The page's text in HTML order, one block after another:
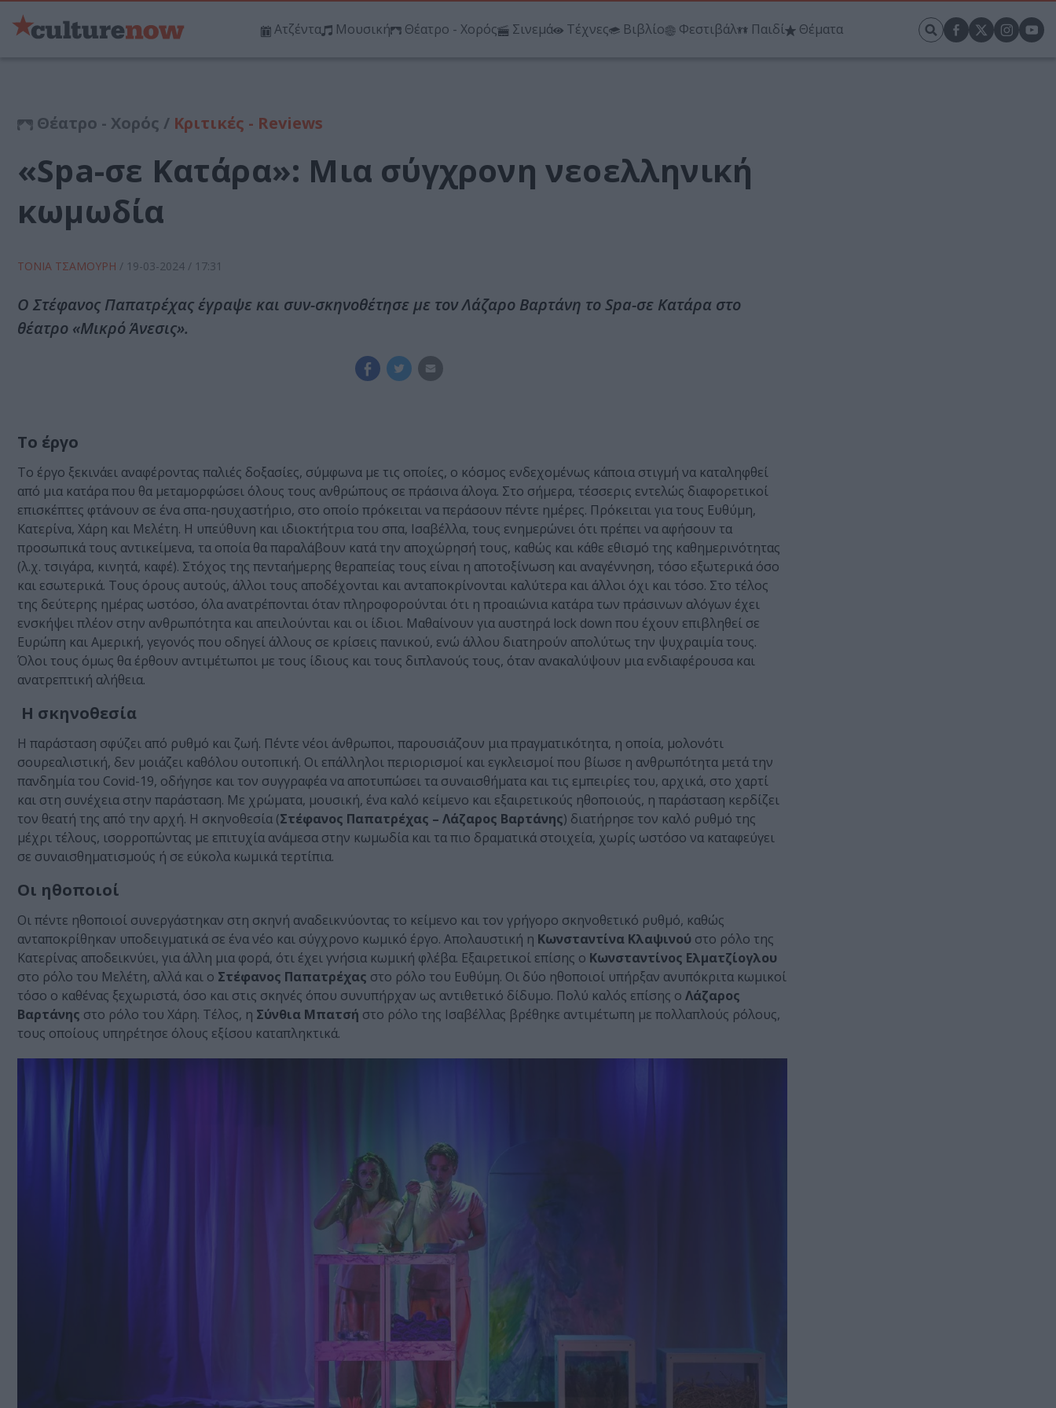
Ατζέντα Μουσική Θέατρο - Χορός Σινεμά Τέχνες Βιβλίο Φεστιβάλ Παιδί Θέματα
Θέατρο - Χορός / Κριτικές - Reviews
«Spa-σε Κατάρα»: Μια σύγχρονη νεοελληνική
κωμωδία
ΤΟΝΙΑ ΤΣΑΜΟΥΡΗ / 19-03-2024 / 17:31
Ο Στέφανος Παπατρέχας έγραψε και συν-σκηνοθέτησε με τον Λάζαρο Βαρτάνη το Spa-σε Κατάρα στο
θέατρο «Μικρό Άνεσις».
Το έργο
Το έργο ξεκινάει αναφέροντας παλιές δοξασίες, σύμφωνα με τις οποίες, ο κόσμος ενδεχομένως κάποια στιγμή να καταληφθεί
από μια κατάρα που θα μεταμορφώσει όλους τους ανθρώπους σε πράσινα άλογα. Στο σήμερα, τέσσερις εντελώς διαφορετικοί
επισκέπτες φτάνουν σε ένα σπα-ησυχαστήριο, στο οποίο πρόκειται να περάσουν πέντε ημέρες. Πρόκειται για τους Ευθύμη,
Κατερίνα, Χάρη και Μελέτη. Η υπεύθυνη και ιδιοκτήτρια του σπα, Ισαβέλλα, τους ενημερώνει ότι πρέπει να αφήσουν τα
προσωπικά τους αντικείμενα, τα οποία θα παραλάβουν κατά την αποχώρησή τους, καθώς και κάθε εθισμό της καθημερινότητας
(λ.χ. τσιγάρα, κινητά, καφέ). Στόχος της πενταήμερης θεραπείας τους είναι η αποτοξίνωση και αναγέννηση, τόσο εξωτερικά όσο
και εσωτερικά. Τους όρους αυτούς, άλλοι τους αποδέχονται και ανταποκρίνονται καλύτερα και άλλοι όχι και τόσο. Στο τέλος
της δεύτερης ημέρας ωστόσο, όλα ανατρέπονται όταν πληροφορούνται ότι η προαιώνια κατάρα των πράσινων αλόγων έχει
ενσκήψει πλέον στην ανθρωπότητα και απειλούνται και οι ίδιοι. Μαθαίνουν για αυστηρά lock down που έχουν επιβληθεί σε
Ευρώπη και Αμερική, γεγονός που οδηγεί άλλους σε κρίσεις πανικού, ενώ άλλου διατηρούν απολύτως την ψυχραιμία τους.
Όλοι τους όμως θα έρθουν αντιμέτωποι με τους ίδιους και τους διπλανούς τους, όταν ανακαλύψουν μια ενδιαφέρουσα και
ανατρεπτική αλήθεια.
Η σκηνοθεσία
Η παράσταση σφύζει από ρυθμό και ζωή. Πέντε νέοι άνθρωποι, παρουσιάζουν μια πραγματικότητα, η οποία, μολονότι
σουρεαλιστική, δεν μοιάζει καθόλου ουτοπική. Οι επάλληλοι περιορισμοί και εγκλεισμοί που βίωσε η ανθρωπότητα μετά την
πανδημία του Covid-19, οδήγησε και τον συγγραφέα να αποτυπώσει τα συναισθήματα και τις εμπειρίες του, αρχικά, στο χαρτί
και στη συνέχεια στην παράσταση. Με χρώματα, μουσική, ένα καλό κείμενο και εξαιρετικούς ηθοποιούς, η παράσταση κερδίζει
τον θεατή της από την αρχή. Η σκηνοθεσία (Στέφανος Παπατρέχας – Λάζαρος Βαρτάνης) διατήρησε τον καλό ρυθμό της
μέχρι τέλους, ισορροπώντας με επιτυχία ανάμεσα στην κωμωδία και τα πιο δραματικά στοιχεία, χωρίς ωστόσο να καταφεύγει
σε συναισθηματισμούς ή σε εύκολα κωμικά τερτίπια.
Οι ηθοποιοί
Οι πέντε ηθοποιοί συνεργάστηκαν στη σκηνή αναδεικνύοντας το κείμενο και τον γρήγορο σκηνοθετικό ρυθμό, καθώς
ανταποκρίθηκαν υποδειγματικά σε ένα νέο και σύγχρονο κωμικό έργο. Απολαυστική η Κωνσταντίνα Κλαψινού στο ρόλο της
Κατερίνας αποδεικνύει, για άλλη μια φορά, ότι έχει γνήσια κωμική φλέβα. Εξαιρετικοί επίσης ο Κωνσταντίνος Ελματζίογλου
στο ρόλο του Μελέτη, αλλά και ο Στέφανος Παπατρέχας στο ρόλο του Ευθύμη. Οι δύο ηθοποιοί υπήρξαν ανυπόκριτα κωμικοί
τόσο ο καθένας ξεχωριστά, όσο και στις σκηνές όπου συνυπήρχαν ως αντιθετικό δίδυμο. Πολύ καλός επίσης ο Λάζαρος
Βαρτάνης στο ρόλο του Χάρη. Τέλος, η Σύνθια Μπατσή στο ρόλο της Ισαβέλλας βρέθηκε αντιμέτωπη με πολλαπλούς ρόλους,
τους οποίους υπηρέτησε όλους εξίσου καταπληκτικά.